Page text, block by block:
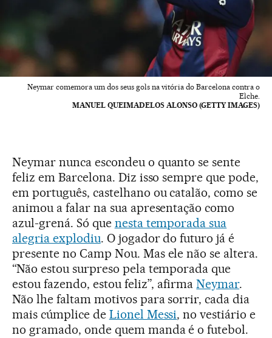
Neymar comemora um dos seus gols na vitória do Barcelona contra o
Elche.
MANUEL QUEIMADELOS ALONSO (GETTY IMAGES)
Neymar nunca escondeu o quanto se sente
feliz em Barcelona. Diz isso sempre que pode,
em português, castelhano ou catalão, como se
animou a falar na sua apresentação como
azul-grená. Só que nesta temporada sua
alegria explodiu. O jogador do futuro já é
presente no Camp Nou. Mas ele não se altera.
“Não estou surpreso pela temporada que
estou fazendo, estou feliz”, afirmaNeymar.
Não lhe faltam motivos para sorrir, cada dia
mais cúmplice de Lionel Messi, no vestiário e
no gramado, onde quem manda é o futebol.